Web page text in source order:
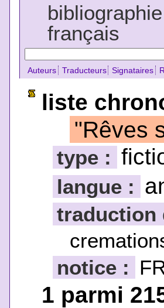
français
Auteurs Traducteurs Signataires
liste
"Rêves
type :
langue :
traduction
notice :
1 parmi